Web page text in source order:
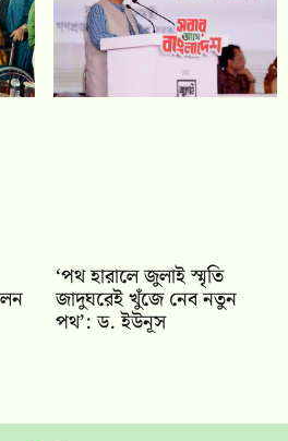
‘পথ হারালে জুলাই স্মৃতি
জাদুঘরেই খুঁজে নেব নতুন
পথ’: ড. ইউনূস